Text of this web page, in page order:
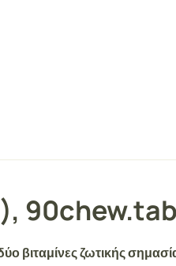
βιταμίνες ζωτικής